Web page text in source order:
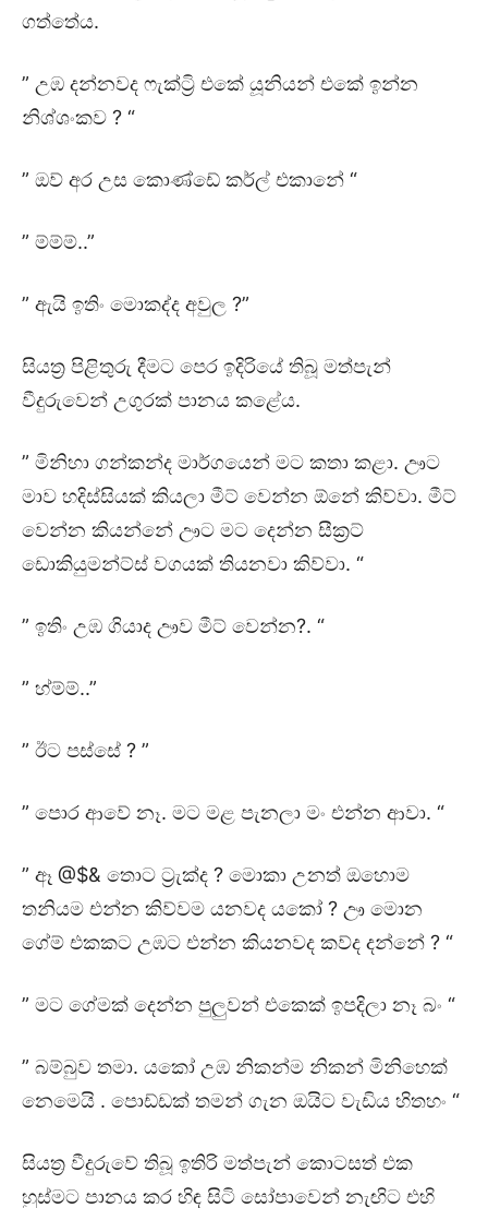
ගත්තේය.
” උඹ දන්නවද ෆැක්ට්‍රි එකේ යූනියන් එකේ ඉන්න
නිශ්ශංකව ? “
” ඔව් අර උස කොණ්ඩේ කර්ල් එකානේ “
” ම්ම්ම්..”
” ඇයි ඉතිං මොකද්ද අවුල ?”
සියත්‍ර පිළිතුරු දීමට පෙර ඉදිරියේ තිබූ මත්පැන්
වීදුරුවෙන් උගුරක් පානය කළේය.
” මිනිහා ගන්කන්ද මාර්ගයෙන් මට කතා කළා. ඌට
මාව හදිස්සියක් කියලා මීට් වෙන්න ඕනේ කිව්වා. මීට්
වෙන්න කියන්නේ ඌට මට දෙන්න සීක්‍රට්
ඩොකියුමන්ට්ස් වගයක් තියනවා කිව්වා. “
” ඉතිං උඹ ගියාද ඌව මීට් වෙන්න?. “
” හ්ම්ම්..”
” ඊට පස්සේ ? ”
” පොර ආවේ නෑ. මට මළ පැනලා මං එන්න ආවා. “
” ඈ @$& තොට ට්‍රැක්ද ? මොකා උනත් ඔහොම
තනියම එන්න කිව්වම යනවද යකෝ ? ඌ මොන
ගේම් එකකට උඹට එන්න කියනවද කව්ද දන්නේ ? “
” මට ගේමක් දෙන්න පුලුවන් එකෙක් ඉපදිලා නෑ බං “
” බම්බුව තමා. යකෝ උඹ නිකන්ම නිකන් මිනිහෙක්
නෙමෙයි . පොඩ්ඩක් තමන් ගැන ඔයිට වැඩිය හිතහං “
සියත්‍ර වීදුරුවේ තිබූ ඉතිරි මත්පැන් කොටසත් එක
හුස්මට පානය කර හිඳ සිටි සෝපාවෙන් නැඟිට එහි